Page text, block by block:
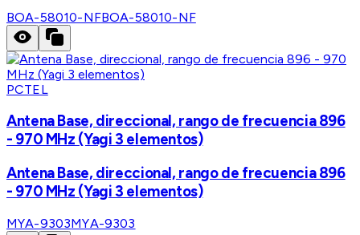
BOA-58010-NFBOA-58010-NF
PCTEL
Antena Base, direccional, rango de frecuencia 896
- 970 MHz (Yagi 3 elementos)
Antena Base, direccional, rango de frecuencia 896
- 970 MHz (Yagi 3 elementos)
MYA-9303MYA-9303